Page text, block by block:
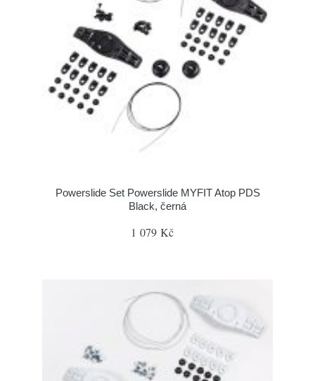
Powerslide Set Powerslide MYFIT Atop PDS
Black, černá
1 079 Kč